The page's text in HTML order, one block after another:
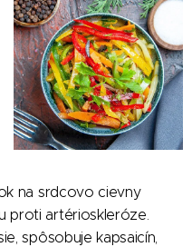
na srdcovo cievny
proti artérioskleróze.
spôsobuje kapsaicín,